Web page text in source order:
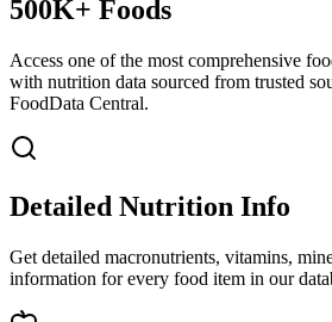
500K+ Foods
Access one of the most comprehensive
with nutrition data sourced from trusted
FoodData Central.
Detailed Nutrition Info
Get detailed macronutrients, vitamins,
information for every food item in our